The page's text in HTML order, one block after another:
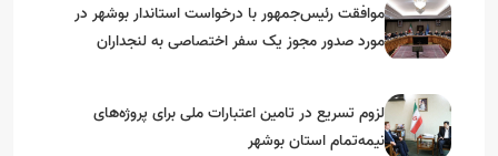
موافقت رئیس‌جمهور با درخواست استاندار بوشهر در
مورد صدور مجوز یک سفر اختصاصی به لنجداران
لزوم تسریع در تامین اعتبارات ملی برای پروژه‌های
نیمه‌تمام استان بوشهر